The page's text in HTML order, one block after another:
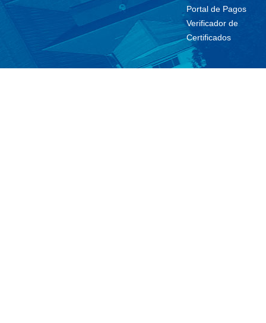
Portal de Pagos
Verificador de
Certificados